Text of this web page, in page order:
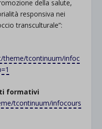
della salute,
responsiva nei
transculturale”:
theme/tcontinuum/infoc
formativi
tcontinuum/infocours